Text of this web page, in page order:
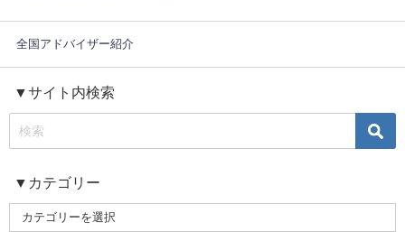
全国アドバイザー紹介
▼サイト内検索
▼カテゴリー